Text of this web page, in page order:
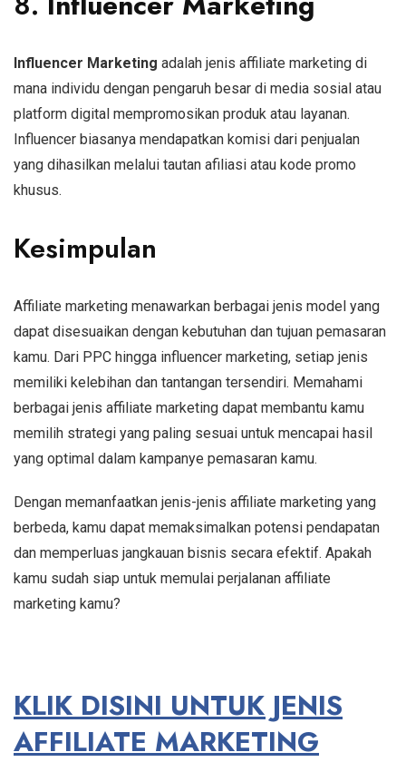
Influencer Marketing adalah jenis affiliate marketing di
mana individu dengan pengaruh besar di media sosial atau
platform digital mempromosikan produk atau layanan.
Influencer biasanya mendapatkan komisi dari penjualan
yang dihasilkan melalui tautan afiliasi atau kode promo
khusus.
Kesimpulan
Affiliate marketing menawarkan berbagai jenis model yang
dapat disesuaikan dengan kebutuhan dan tujuan pemasaran
kamu. Dari PPC hingga influencer marketing, setiap jenis
memiliki kelebihan dan tantangan tersendiri. Memahami
berbagai jenis affiliate marketing dapat membantu kamu
memilih strategi yang paling sesuai untuk mencapai hasil
yang optimal dalam kampanye pemasaran kamu.
Dengan memanfaatkan jenis-jenis affiliate marketing yang
berbeda, kamu dapat memaksimalkan potensi pendapatan
dan memperluas jangkauan bisnis secara efektif. Apakah
kamu sudah siap untuk memulai perjalanan affiliate
marketing kamu?
KLIK DISINI UNTUK JENIS
AFFILIATE MARKETING